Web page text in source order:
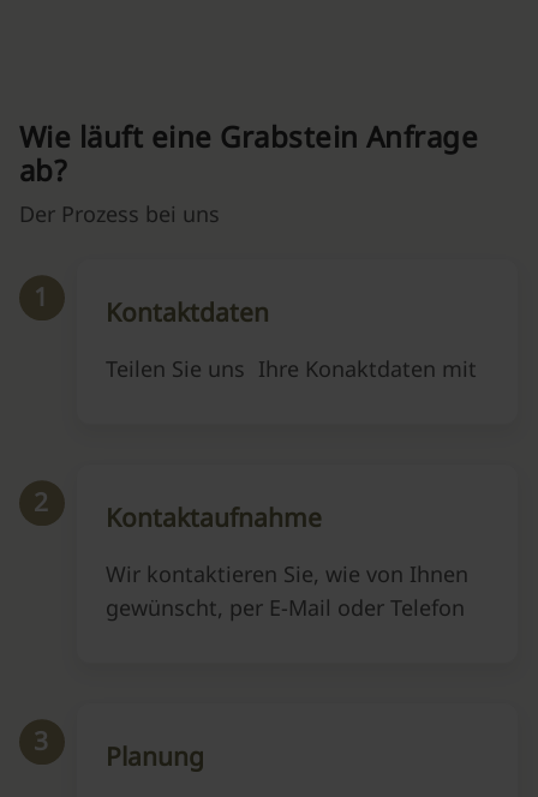
Wie läuft eine Grabstein Anfrage
ab?
Der Prozess bei uns
1 Kontaktdaten
Teilen Sie uns Ihre Konaktdaten mit
2 Kontaktaufnahme
Wir kontaktieren Sie, wie von Ihnen
gewünscht, per E-Mail oder Telefon
3 Planung